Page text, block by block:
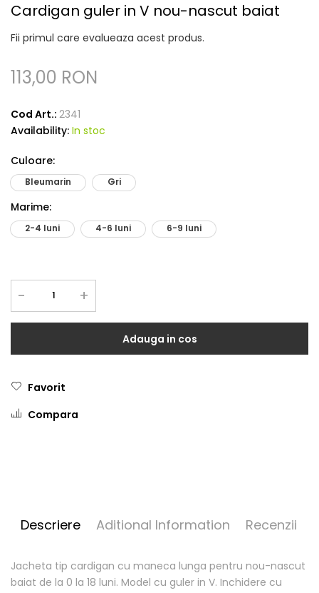
Cardigan guler in V nou-nascut baiat
Fii primul care evalueaza acest produs.
113,00 RON
Cod Art.: 2341
Availability: In stoc
Culoare:
Bleumarin Gri
Marime:
2-4 luni 4-6 luni 6-9 luni
- +
Adauga in cos
Favorit
Compara
Descriere Aditional Information Recenzii
Jacheta tip cardigan cu maneca lunga pentru nou-nascut
baiat de la 0 la 18 luni. Model cu guler in V. Inchidere cu